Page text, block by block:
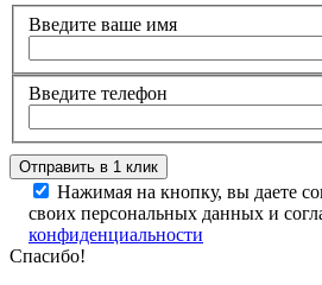
Введите ваше имя
Введите телефон
Нажимая на кнопку, вы даете
своих персональных данных и
конфиденциальности
Спасибо!